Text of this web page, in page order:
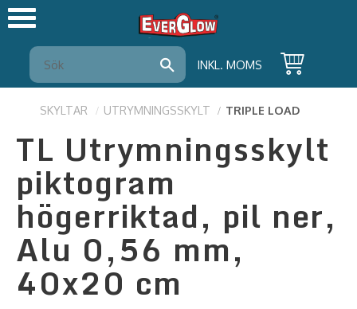
INKL. MOMS
SKYLTAR UTRYMNINGSSKYLT TRIPLE LOAD
TL Utrymningsskylt
piktogram
högerriktad, pil ner,
Alu 0,56 mm,
40x20 cm